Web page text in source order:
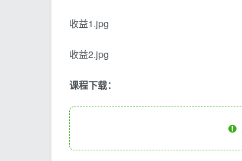
收益1.jpg
收益2.jpg
课程下载：